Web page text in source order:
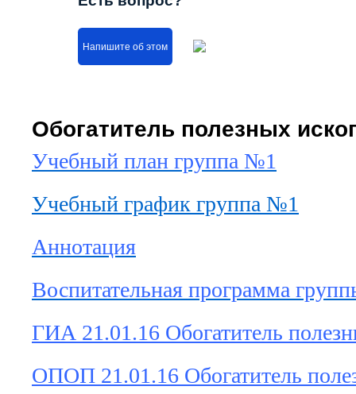
Напишите об этом
Обогатитель полезных
Учебный план группа №1
Учебный график группа №1
Аннотация
Воспитательная программа
ГИА 21.01.16 Обогатитель
ОПОП 21.01.16 Обогатитель